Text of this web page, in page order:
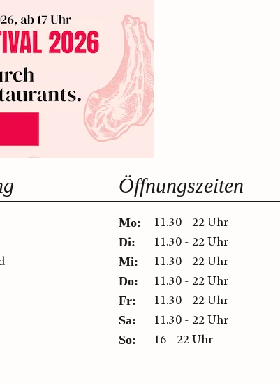
Öffnungszeiten
Mo: 11.30 - 22 Uhr
Di: 11.30 - 22 Uhr
Mi: 11.30 - 22 Uhr
Do: 11.30 - 22 Uhr
Fr: 11.30 - 22 Uhr
Sa: 11.30 - 22 Uhr
So: 16 - 22 Uhr